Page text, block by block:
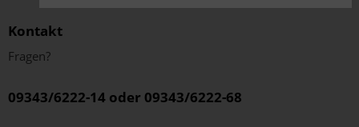
Kontakt
Fragen?
09343/6222-14 oder 09343/6222-68